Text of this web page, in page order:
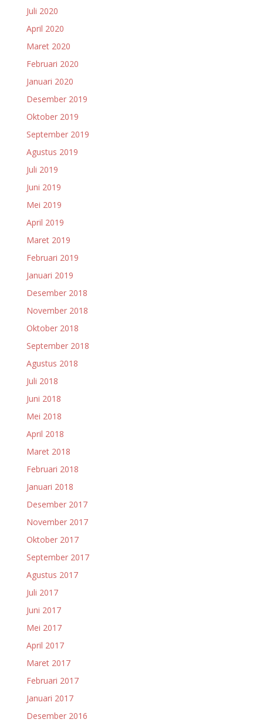
Juli 2020
April 2020
Maret 2020
Februari 2020
Januari 2020
Desember 2019
Oktober 2019
September 2019
Agustus 2019
Juli 2019
Juni 2019
Mei 2019
April 2019
Maret 2019
Februari 2019
Januari 2019
Desember 2018
November 2018
Oktober 2018
September 2018
Agustus 2018
Juli 2018
Juni 2018
Mei 2018
April 2018
Maret 2018
Februari 2018
Januari 2018
Desember 2017
November 2017
Oktober 2017
September 2017
Agustus 2017
Juli 2017
Juni 2017
Mei 2017
April 2017
Maret 2017
Februari 2017
Januari 2017
Desember 2016